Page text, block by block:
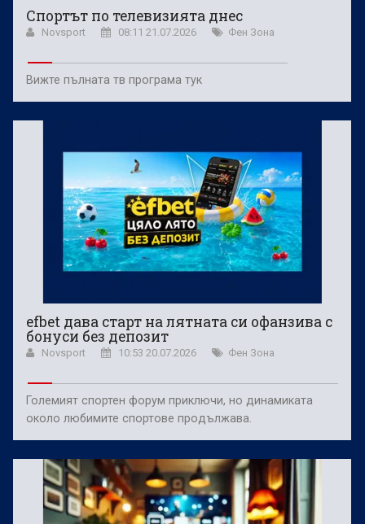
Спортът по телевизията днес
Novsport 08:11 21.07.2026 Фен Зона
Вижте пълната тв програма тук
efbet дава старт на лятната си офанзива с
бонуси без депозит
Novsport 10:53 20.07.2026 Фен Зона
Големият спортен форум приключи, но динамиката
около любимите спортове продължава.